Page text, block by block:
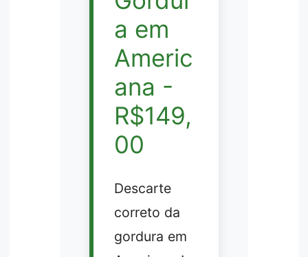
a em
Americ
ana -
R$149,
00
Descarte
correto da
gordura em